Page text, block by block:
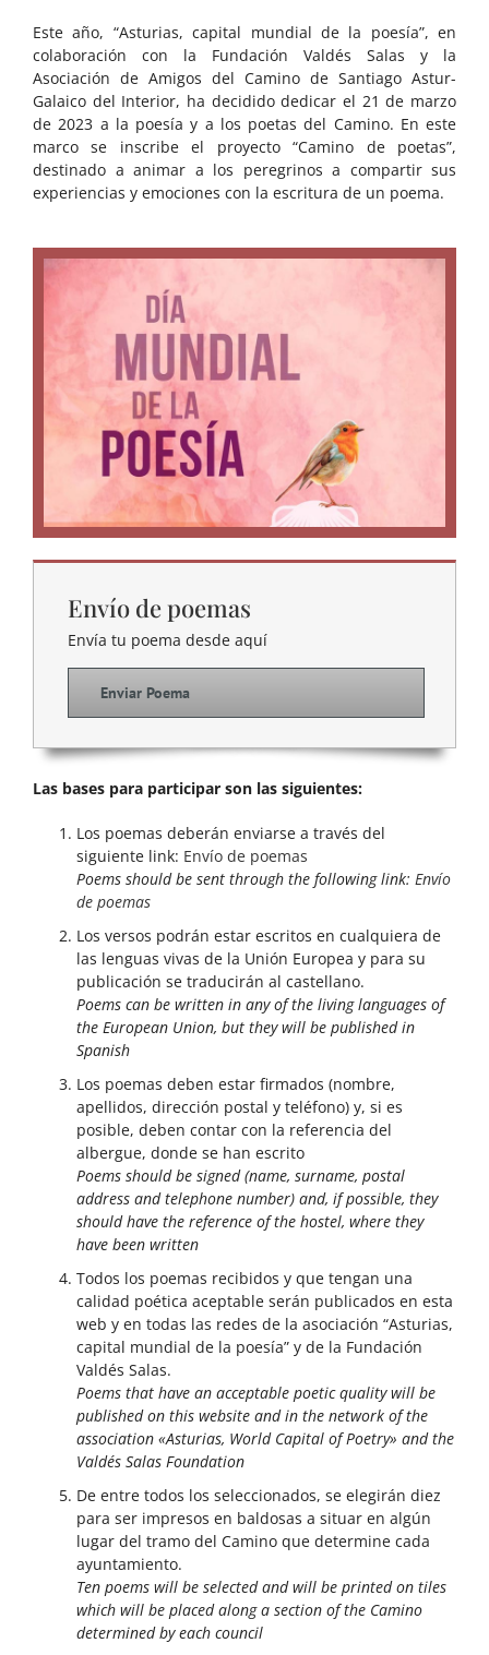
Este año, “Asturias, capital mundial de la poesía”, en
colaboración con la Fundación Valdés Salas y la
Asociación de Amigos del Camino de Santiago Astur-
Galaico del Interior, ha decidido dedicar el 21 de marzo
de 2023 a la poesía y a los poetas del Camino. En este
marco se inscribe el proyecto “Camino de poetas”,
destinado a animar a los peregrinos a compartir sus
experiencias y emociones con la escritura de un poema.
Envío de poemas
Envía tu poema desde aquí
Enviar Poema
Las bases para participar son las siguientes:
Los poemas deberán enviarse a través del
siguiente link: Envío de poemas
Poems should be sent through the following link: Envío
de poemas
Los versos podrán estar escritos en cualquiera de
las lenguas vivas de la Unión Europea y para su
publicación se traducirán al castellano.
Poems can be written in any of the living languages of
the European Union, but they will be published in
Spanish
Los poemas deben estar firmados (nombre,
apellidos, dirección postal y teléfono) y, si es
posible, deben contar con la referencia del
albergue, donde se han escrito
Poems should be signed (name, surname, postal
address and telephone number) and, if possible, they
should have the reference of the hostel, where they
have been written
Todos los poemas recibidos y que tengan una
calidad poética aceptable serán publicados en esta
web y en todas las redes de la asociación “Asturias,
capital mundial de la poesía” y de la Fundación
Valdés Salas.
Poems that have an acceptable poetic quality will be
published on this website and in the network of the
association «Asturias, World Capital of Poetry» and the
Valdés Salas Foundation
De entre todos los seleccionados, se elegirán diez
para ser impresos en baldosas a situar en algún
lugar del tramo del Camino que determine cada
ayuntamiento.
Ten poems will be selected and will be printed on tiles
which will be placed along a section of the Camino
determined by each council